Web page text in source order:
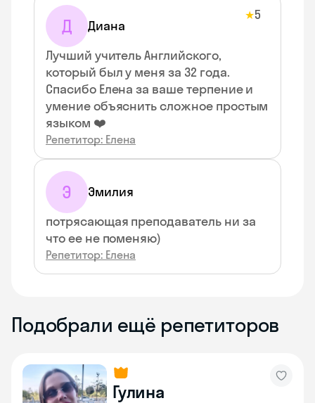
Д Диана
★5
Лучший учитель Английского,
который был у меня за 32 года.
Спасибо Елена за ваше терпение и
умение объяснить сложное простым
языком ❤️
Репетитор: Елена
Э
Эмилия
потрясающая преподаватель ни за
что ее не поменяю)
Репетитор: Елена
Подобрали ещё репетиторов
Гулина